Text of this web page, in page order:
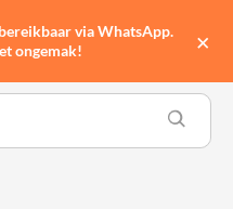
via WhatsApp.
ongemak!
×